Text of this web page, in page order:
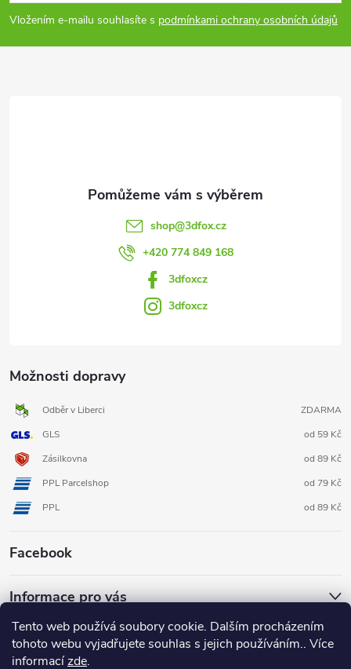
Tento web používá soubory cookie. Dalším procházením
tohoto webu vyjadřujete souhlas s jejich používáním.. Více
informacízde.
p
a
Vložením e-mailu souhlasíte s podmínkami ochrany osobních údajů
Možnosti dopravy
Odběr v Liberci
ZDARMA
GLS
od 59 Kč
Zásilkovna
od 89 Kč
PPL Parcelshop
od 79 Kč
PPL
od 89 Kč
Facebook
Informace pro vás
shop@3dfox.cz
+420 774 849 168
3dfoxcz
3dfoxcz